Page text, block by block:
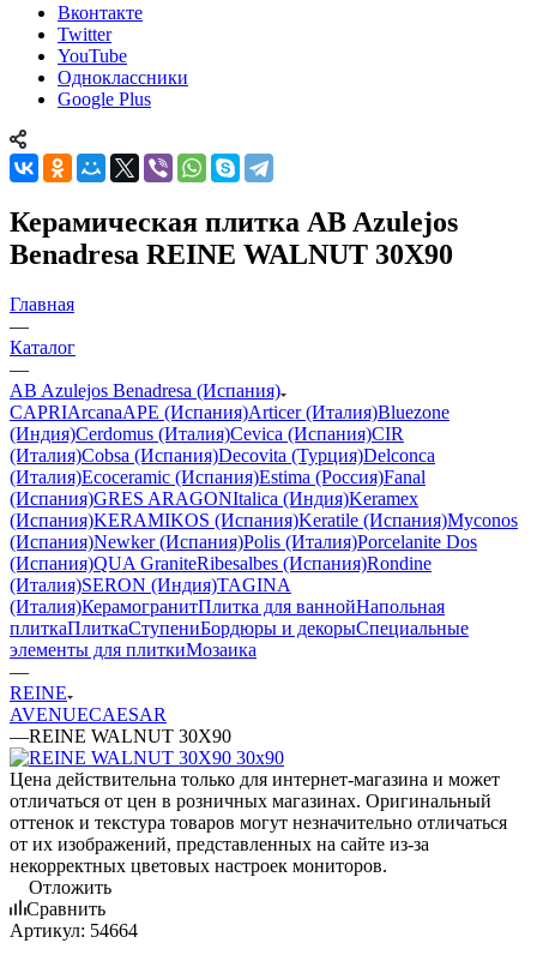
Вконтакте
Twitter
YouTube
Одноклассники
Google Plus
Керамическая плитка AB Azulejos
Benadresa REINE WALNUT 30X90
Главная
—
Каталог
—
AB Azulejos Benadresa (Испания)
CAPRIArcanaAPE (Испания)Articer (Италия)Bluezone
(Индия)Cerdomus (Италия)Cevica (Испания)CIR
(Италия)Cobsa (Испания)Decovita (Турция)Delconca
(Италия)Ecoceramic (Испания)Estima (Россия)Fanal
(Испания)GRES ARAGONItalica (Индия)Keramex
(Испания)KERAMIKOS (Испания)Keratile (Испания)Myconos
(Испания)Newker (Испания)Polis (Италия)Porcelanite Dos
(Испания)QUA GraniteRibesalbes (Испания)Rondine
(Италия)SERON (Индия)TAGINA
(Италия)КерамогранитПлитка для ваннойНапольная
плиткаПлиткаСтупениБордюры и декорыСпециальные
элементы для плиткиМозаика
—
REINE
AVENUECAESAR
—REINE WALNUT 30X90
Цена действительна только для интернет-магазина и может
отличаться от цен в розничных магазинах. Оригинальный
оттенок и текстура товаров могут незначительно отличаться
от их изображений, представленных на сайте из-за
некорректных цветовых настроек мониторов.
Отложить
Сравнить
Артикул: 54664